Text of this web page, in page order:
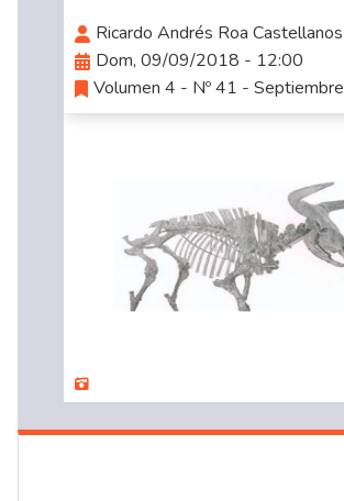
Ricardo Andrés Roa Castellanos
Dom, 09/09/2018 - 12:00
Volumen 4 - Nº 41 - Septiembre